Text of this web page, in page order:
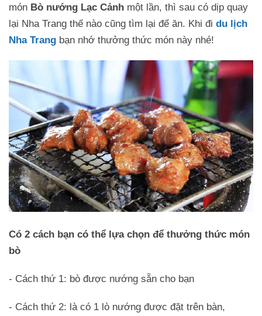
món Bò nướng Lạc Cảnh một lần, thì sau có dịp quay
lại Nha Trang thế nào cũng tìm lại để ăn. Khi đi du lịch
Nha Trang bạn nhớ thưởng thức món này nhé!
Có 2 cách bạn có thể lựa chọn để thưởng thức món
bò
- Cách thứ 1: bò được nướng sẵn cho bạn
- Cách thứ 2: là có 1 lò nướng được đặt trên bàn,